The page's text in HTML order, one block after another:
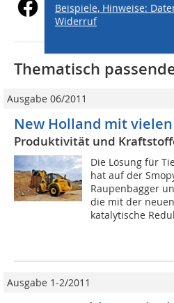
Beispiele, Hinweise:
Widerruf
Thematisch
Ausgabe 06/2011
New Holland mit
Produktivität und
Die Lösung für
hat auf der
Raupenbagger
die mit der neuen
katalytische
Ausgabe 1-2/2011